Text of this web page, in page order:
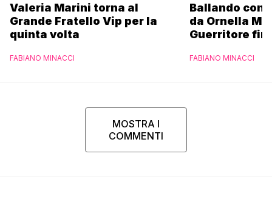
Valeria Marini torna al
Grande Fratello Vip per la
quinta volta
FABIANO MINACCI
Ballando con
da Ornella
Guerritore
l’esclusiva di
FABIANO MINACCI
MOSTRA I
COMMENTI